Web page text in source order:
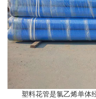
塑料花管是氯乙烯单体